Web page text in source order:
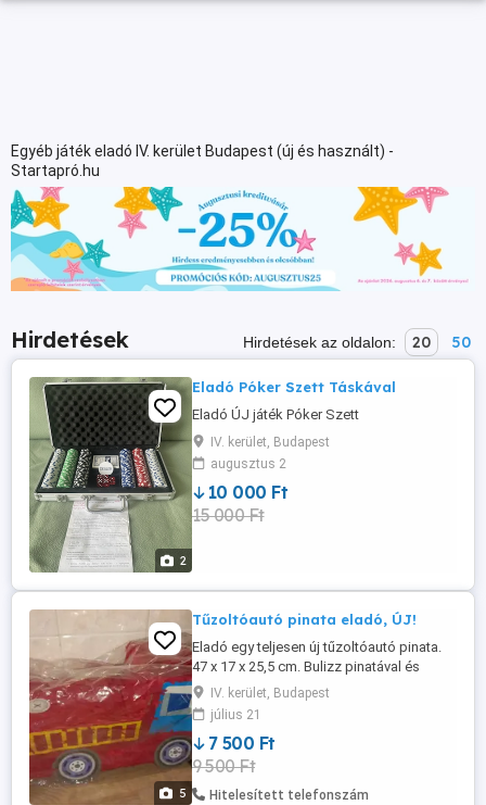
Egyéb játék eladó IV. kerület Budapest (új és használt) -
Startapró.hu
Hirdetések Hirdetések az oldalon: 20 50
2
Eladó Póker Szett Táskával
Eladó ÚJ játék Póker Szett
IV. kerület, Budapest
augusztus 2
10 000 Ft
15 000 Ft
5
Tűzoltóautó pinata eladó, ÚJ!
Eladó egy teljesen új tűzoltóautó pinata.
47 x 17 x 25,5 cm. Bulizz pinatával és
garantált a buli sikere! A pinata játékot
megtöltheted cukorkával, csokival apró
meglepetésekkel, amit végül bekötött
szemmel ütlegelnek majd a gyerekek,
felnőttek, míg szétszakad és kipereg a
megérdemelt jutalom. Szórakoztató ...
IV. kerület, Budapest
július 21
7 500 Ft
9 500 Ft
Hitelesített telefonszám